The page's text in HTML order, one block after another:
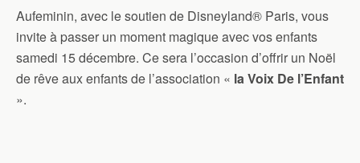
Aufeminin, avec le soutien de Disneyland® Paris, vous
invite à passer un moment magique avec vos enfants
samedi 15 décembre. Ce sera l’occasion d’offrir un Noël
de rêve aux enfants de l’association « la Voix De l’Enfant
».